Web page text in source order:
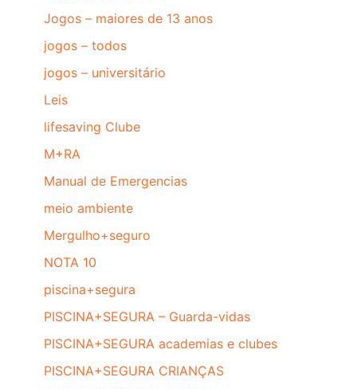
Jogos – maiores de 13 anos
jogos – todos
jogos – universitário
Leis
lifesaving Clube
M+RA
Manual de Emergencias
meio ambiente
Mergulho+seguro
NOTA 10
piscina+segura
PISCINA+SEGURA – Guarda-vidas
PISCINA+SEGURA academias e clubes
PISCINA+SEGURA CRIANÇAS